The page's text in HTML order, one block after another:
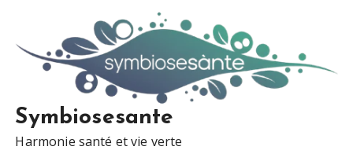
Symbiosesante
Harmonie santé et vie verte